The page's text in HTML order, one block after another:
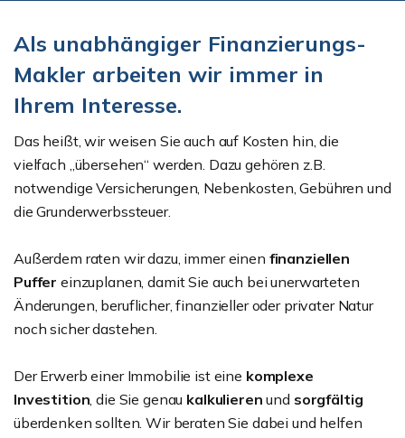
Als unabhängiger Finanzierungs-
Makler arbeiten wir immer in
Ihrem Interesse.
Das heißt, wir weisen Sie auch auf Kosten hin, die
vielfach „übersehen“ werden. Dazu gehören z.B.
notwendige Versicherungen, Nebenkosten, Gebühren und
die Grunderwerbssteuer.
Außerdem raten wir dazu, immer einen finanziellen
Puffer einzuplanen, damit Sie auch bei unerwarteten
Änderungen, beruflicher, finanzieller oder privater Natur
noch sicher dastehen.
Der Erwerb einer Immobilie ist eine komplexe
Investition, die Sie genau kalkulieren und sorgfältig
überdenken sollten. Wir beraten Sie dabei und helfen